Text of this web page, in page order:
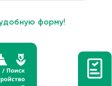
форму!